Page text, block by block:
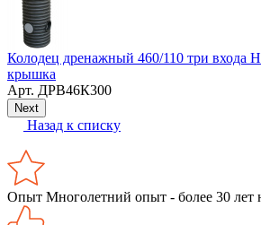
Колодец дренажный 460/110 три входа
крышка
Арт. ДРВ46К300
Next
Назад к списку
Опыт Многолетний опыт - более 30 лет